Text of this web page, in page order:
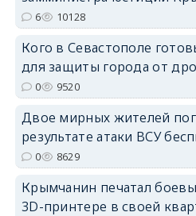
6 10128
Кого в Севастополе
для защиты города от
0 9520
Двое мирных жителей
результате атаки ВСУ
0 8629
Крымчанин печатал
3D-принтере в своей